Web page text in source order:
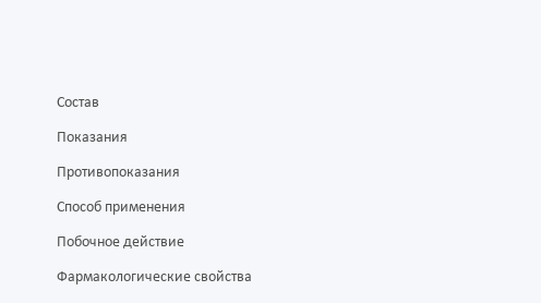
Состав
Показания
Противопоказания
Способ применения
Побочное действие
Фармакологические свойства